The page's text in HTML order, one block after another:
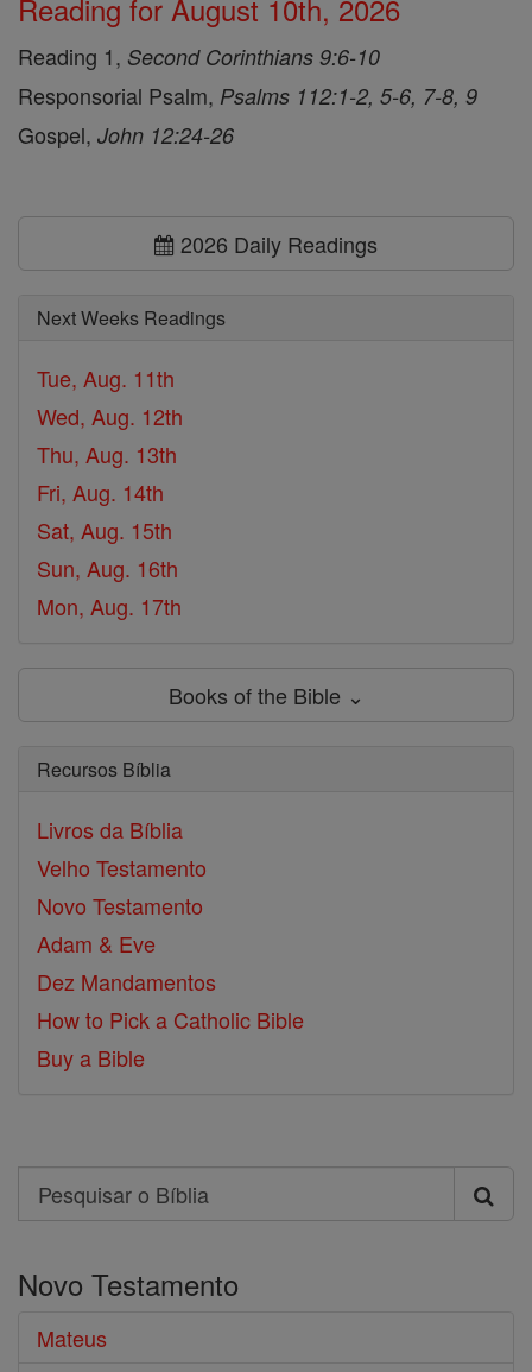
Reading for August 10th, 2026
Reading 1, Second Corinthians 9:6-10
Responsorial Psalm, Psalms 112:1-2, 5-6, 7-8, 9
Gospel, John 12:24-26
2026 Daily Readings
Next Weeks Readings
Tue, Aug. 11th
Wed, Aug. 12th
Thu, Aug. 13th
Fri, Aug. 14th
Sat, Aug. 15th
Sun, Aug. 16th
Mon, Aug. 17th
Books of the Bible ⌄
Recursos Bíblia
Livros da Bíblia
Velho Testamento
Novo Testamento
Adam & Eve
Dez Mandamentos
How to Pick a Catholic Bible
Buy a Bible
Search
Pesquisar
Bíblia
Novo Testamento
Mateus